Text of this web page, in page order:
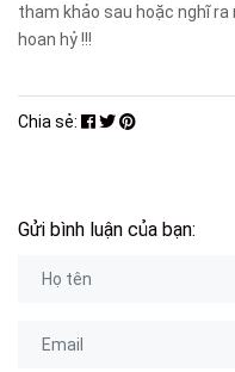
tham khảo sau hoặc nghĩ
hoan hỷ !!!
Chia sẻ:
Gửi bình luận của bạn: